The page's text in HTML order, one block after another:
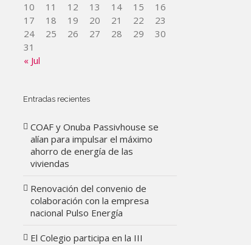
« Jul
10
11 12 13 14 15
16
17
18 19 20 21 22
23
24
25 26 27 28 29
30
31
Entradas recientes
COAF y Onuba Passivhouse se
alían para impulsar el máximo
ahorro de energía de las
viviendas
Renovación del convenio de
colaboración con la empresa
nacional Pulso Energía
El Colegio participa en la III